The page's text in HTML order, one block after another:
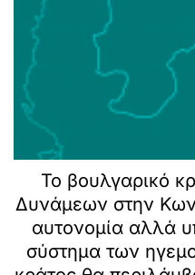
Το βουλγαρικό
Δυνάμεων στην
αυτονομία αλλά
σύστημα των